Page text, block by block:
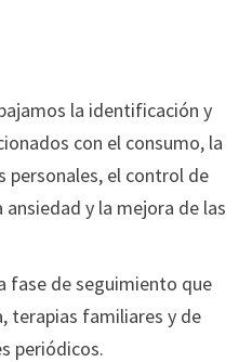
la identificación y
con el consumo, la
personales, el control de
y la mejora de las
fase de seguimiento que
terapias familiares y de
periódicos.